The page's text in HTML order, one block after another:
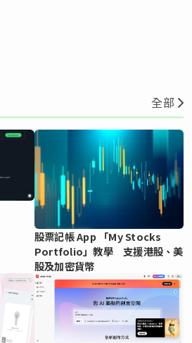
全部
股票記帳 App 「My Stocks
Portfolio」教學 支援港股、美
股及加密貨幣